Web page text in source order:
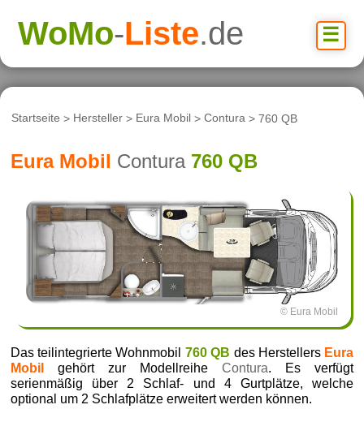
☰
WoMo-Liste.de
Startseite > Hersteller > Eura Mobil >Contura > 760 QB
Eura Mobil Contura 760 QB
© Eura Mobil
Das teilintegrierte Wohnmobil 760 QB des Herstellers Eura
Mobil
gehört zur ModellreiheContura. Es verfügt
serienmäßig über 2 Schlaf- und 4 Gurtplätze, welche
optional um 2 Schlafplätze erweitert werden können.